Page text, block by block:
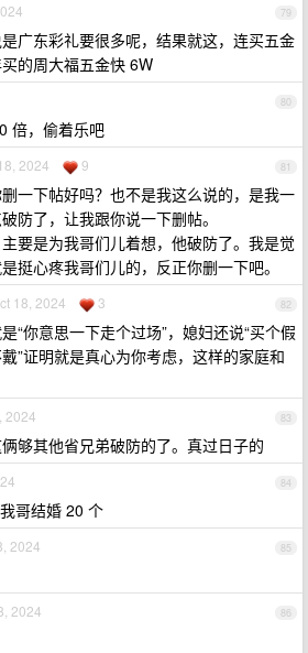
79
广东彩礼要很多呢，结果就这，连买五金
的周大福五金快 6W
80
倍，偷着乐吧
81
2024 9
一下帖好吗？也不是我这么说的，是我一
防了，让我跟你说一下删帖。
要是为我哥们儿着想，他破防了。我是觉
挺心疼我哥们儿的，反正你删一下吧。
82
18, 2024 3
“你意思一下走个过场”，媳妇还说“买个假
”证明就是真心为你考虑，这样的家庭和
83
2024
够其他省兄弟破防的了。真过日子的
84
哥结婚 20 个
85
2024
86
2024